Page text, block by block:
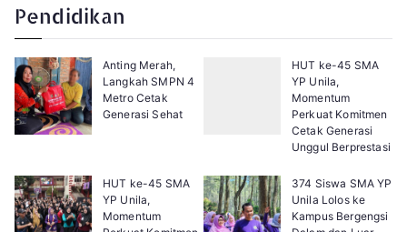
:Pendidikan
Anting Merah,
Langkah SMPN 4
Metro Cetak
Generasi Sehat
HUT ke-45 SMA
YP Unila,
Momentum
Perkuat Komitmen
Cetak Generasi
Unggul Berprestasi
HUT ke-45 SMA
YP Unila,
Momentum
374 Siswa SMA YP
Unila Lolos ke
Kampus Bergengsi